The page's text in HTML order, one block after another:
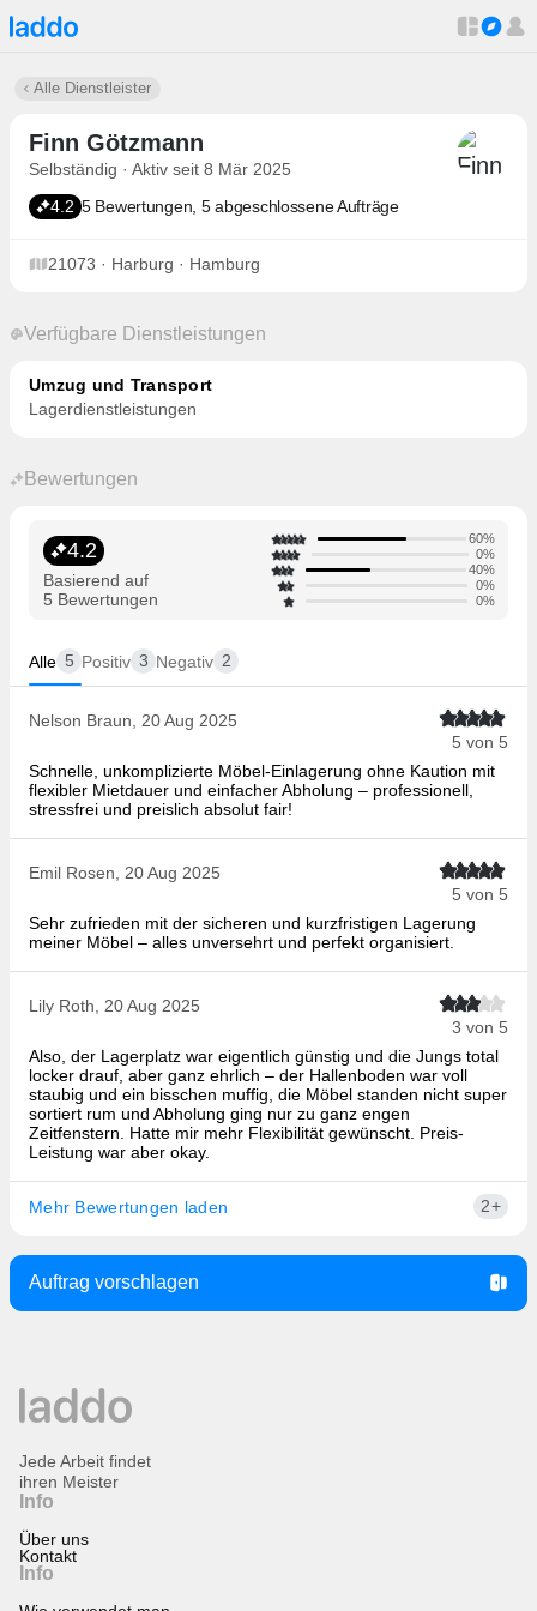
Alle Dienstleister
Finn Götzmann
Selbständig · Aktiv seit 8 Mär 2025
4.2 5 Bewertungen, 5 abgeschlossene Aufträge
21073 · Harburg · Hamburg
Verfügbare Dienstleistungen
Umzug und Transport
Lagerdienstleistungen
Bewertungen
4.2
Basierend auf
5 Bewertungen
60%
0%
40%
0%
0%
Alle 5 Positiv 3 Negativ 2
Nelson Braun, 20 Aug 2025
5 von 5
Schnelle, unkomplizierte Möbel-Einlagerung ohne Kaution mit
flexibler Mietdauer und einfacher Abholung – professionell,
stressfrei und preislich absolut fair!
Emil Rosen, 20 Aug 2025
5 von 5
Sehr zufrieden mit der sicheren und kurzfristigen Lagerung
meiner Möbel – alles unversehrt und perfekt organisiert.
Lily Roth, 20 Aug 2025
3 von 5
Also, der Lagerplatz war eigentlich günstig und die Jungs total
locker drauf, aber ganz ehrlich – der Hallenboden war voll
staubig und ein bisschen muffig, die Möbel standen nicht super
sortiert rum und Abholung ging nur zu ganz engen
Zeitfenstern. Hatte mir mehr Flexibilität gewünscht. Preis-
Leistung war aber okay.
Mehr Bewertungen laden 2+
Auftrag vorschlagen
Info
Über uns
Kontakt
Info
Jede Arbeit findet
ihren Meister